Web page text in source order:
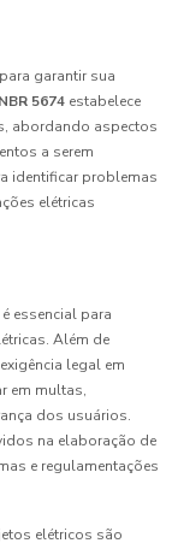
garantir sua
5674 estabelece
abordando aspectos
a serem
identificar problemas
elétricas
essencial para
Além de
legal em
em multas,
dos usuários.
na elaboração de
e regulamentações
elétricos são